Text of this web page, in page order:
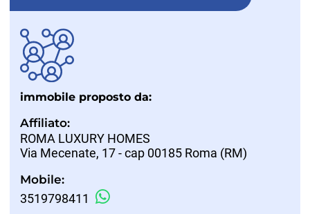
immobile proposto da:
Affiliato:
ROMA LUXURY HOMES
Via Mecenate, 17 - cap 00185 Roma (RM)
Mobile:
3519798411